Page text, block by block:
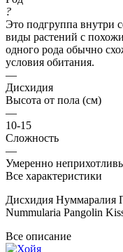
?
Это подгруппа внутри
виды растений с
одного рода обычно
условия обитания.
—
Дисхидия
Высота от пола (см)
—
10-15
Сложность
—
Умеренно
Все характеристики
Дисхидия Нуммаралия
Nummularia Pangolin
Все описание